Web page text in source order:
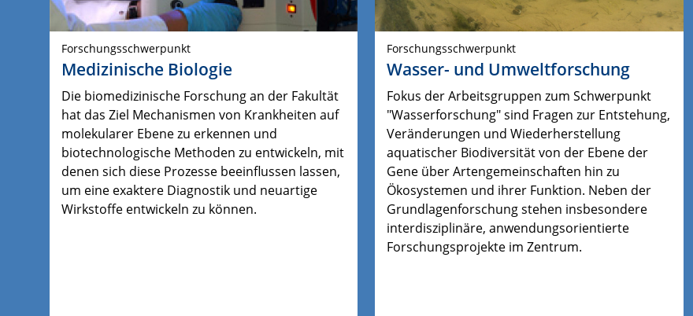
Forschungsschwerpunkt
Medizinische Biologie
Die biomedizinische Forschung an der Fakultät
hat das Ziel Mechanismen von Krankheiten auf
molekularer Ebene zu erkennen und
biotechnologische Methoden zu entwickeln, mit
denen sich diese Prozesse beeinflussen lassen,
um eine exaktere Diagnostik und neuartige
Wirkstoffe entwickeln zu können.
Forschungsschwerpunkt
Wasser- und Umweltforschung
Fokus der Arbeitsgruppen zum Schwerpunkt
"Wasserforschung" sind Fragen zur Entstehung,
Veränderungen und Wiederherstellung
aquatischer Biodiversität von der Ebene der
Gene über Artengemeinschaften hin zu
Ökosystemen und ihrer Funktion. Neben der
Grundlagenforschung stehen insbesondere
interdisziplinäre, anwendungsorientierte
Forschungsprojekte im Zentrum.